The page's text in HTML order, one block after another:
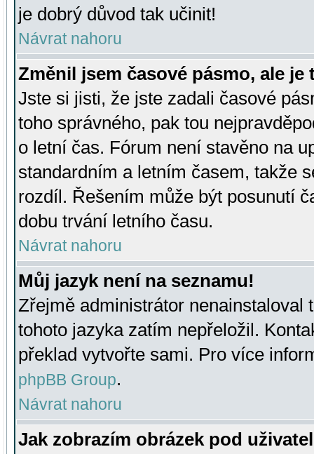
je dobrý důvod tak učinit!
Návrat nahoru
Změnil jsem časové pásmo, ale je
Jste si jisti, že jste zadali časové
toho správného, pak tou
o letní čas. Fórum není stavěno na
standardním a letním časem, takže
rozdíl. Řešením může být posunutí
dobu trvání letního času.
Návrat nahoru
Můj jazyk není na seznamu!
Zřejmě administrátor nenainstaloval
tohoto jazyka zatím nepřeložil.
překlad vytvořte sami. Pro více
phpBB Group.
Návrat nahoru
Jak zobrazím obrázek pod